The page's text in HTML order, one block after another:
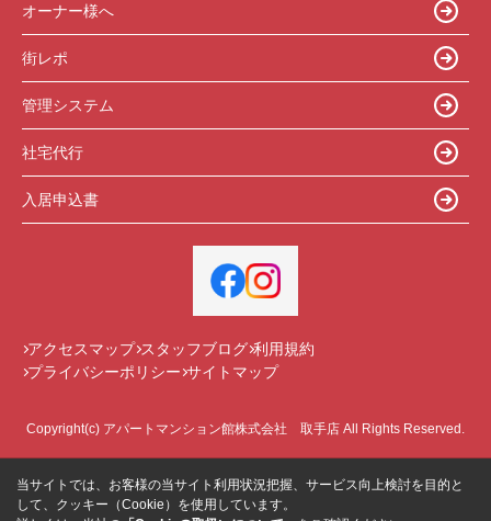
オーナー様へ
街レポ
管理システム
社宅代行
入居申込書
アクセスマップ スタッフブログ 利用規約
プライバシーポリシー サイトマップ
Copyright(c) アパートマンション館株式会社 取手店 All Rights Reserved.
当サイトでは、お客様の当サイト利用状況把握、サービス向上検討を目的と
して、クッキー（Cookie）を使用しています。